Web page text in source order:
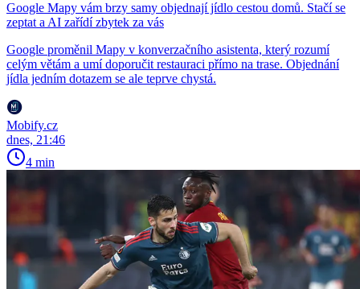
Google Mapy vám brzy samy objednají jídlo cestou domů. Stačí se
zeptat a AI zařídí zbytek za vás
Google proměnil Mapy v konverzačního asistenta, který rozumí
celým větám a umí doporučit restauraci přímo na trase. Objednání
jídla jedním dotazem se ale teprve chystá.
Mobify.cz
dnes, 21:46
4 min